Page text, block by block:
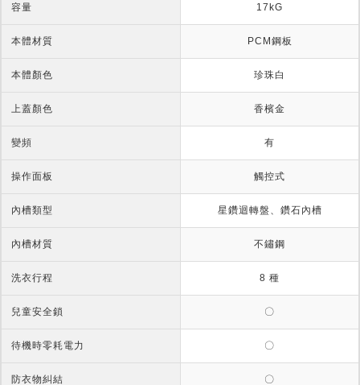
容量 17kG
本體材質 PCM鋼板
本體顏色 珍珠白
上蓋顏色 香檳金
變頻 有
操作面板 觸控式
內槽類型 星鑽迴轉盤、鑽石內槽
內槽材質 不鏽鋼
洗衣行程 8 種
兒童安全鎖 〇
待機時零耗電力 〇
防衣物糾結 〇